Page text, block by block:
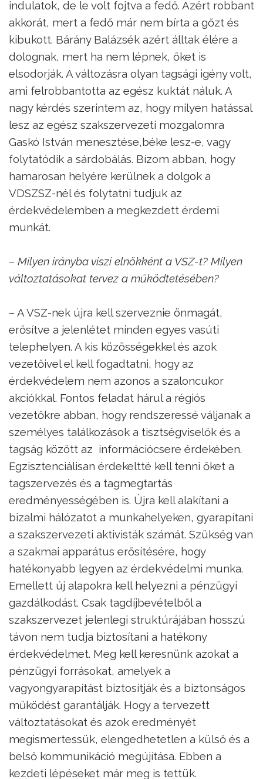
indulatok, de le volt fojtva a fedő. Azért robbant
akkorát, mert a fedő már nem bírta a gőzt és
kibukott. Bárány Balázsék azért álltak élére a
dolognak, mert ha nem lépnek, őket is
elsodorják. A változásra olyan tagsági igény volt,
ami felrobbantotta az egész kuktát náluk. A
nagy kérdés szerintem az, hogy milyen hatással
lesz az egész szakszervezeti mozgalomra
Gaskó István menesztése,béke lesz-e, vagy
folytatódik a sárdobálás. Bízom abban, hogy
hamarosan helyére kerülnek a dolgok a
VDSZSZ-nél és folytatni tudjuk az
érdekvédelemben a megkezdett érdemi
munkát.
– Milyen irányba viszi elnökként a VSZ-t? Milyen
változtatásokat tervez a működtetésében?
– A VSZ-nek újra kell szerveznie önmagát,
erősítve a jelenlétet minden egyes vasúti
telephelyen. A kis közösségekkel és azok
vezetőivel el kell fogadtatni, hogy az
érdekvédelem nem azonos a szaloncukor
akciókkal. Fontos feladat hárul a régiós
vezetőkre abban, hogy rendszeressé váljanak a
személyes találkozások a tisztségviselők és a
tagság között az információcsere érdekében.
Egzisztenciálisan érdekeltté kell tenni őket a
tagszervezés és a tagmegtartás
eredményességében is. Újra kell alakítani a
bizalmi hálózatot a munkahelyeken, gyarapítani
a szakszervezeti aktivisták számát. Szükség van
a szakmai apparátus erősítésére, hogy
hatékonyabb legyen az érdekvédelmi munka.
Emellett új alapokra kell helyezni a pénzügyi
gazdálkodást. Csak tagdíjbevételből a
szakszervezet jelenlegi struktúrájában hosszú
távon nem tudja biztosítani a hatékony
érdekvédelmet. Meg kell keresnünk azokat a
pénzügyi forrásokat, amelyek a
vagyongyarapítást biztosítják és a biztonságos
működést garantálják. Hogy a tervezett
változtatásokat és azok eredményét
megismertessük, elengedhetetlen a külső és a
belső kommunikáció megújítása. Ebben a
kezdeti lépéseket már meg is tettük.